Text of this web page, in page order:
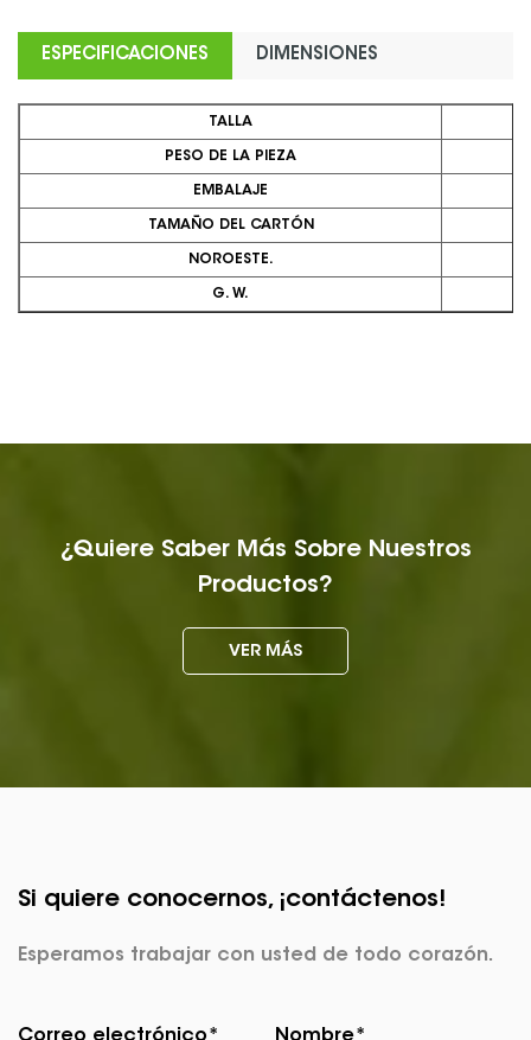
ESPECIFICACIONES DIMENSIONES
TALLA
PESO DE LA PIEZA
EMBALAJE
TAMAÑO DEL CARTÓN
NOROESTE.
G. W.
¿Quiere Saber Más Sobre Nuestros
Productos?
VER MÁS
Si quiere conocernos, ¡contáctenos!
Esperamos trabajar con usted de todo corazón.